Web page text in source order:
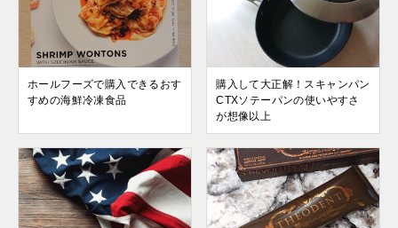
ホールフーズで購入できるおす
すめの海鮮冷凍食品
購入して大正解！スキャンパン
CTXソテーパンの使いやすさ
が想像以上